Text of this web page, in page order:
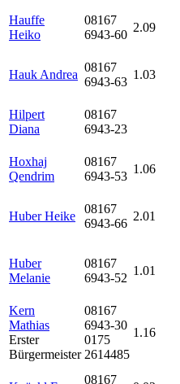
Hauffe
Heiko
08167
6943-60
2.09
Hauk Andrea
08167
6943-63
1.03
Hilpert
Diana
08167
6943-23
Hoxhaj
Qendrim
08167
6943-53
1.06
Huber Heike
08167
6943-66
2.01
Huber
Melanie
08167
6943-52
1.01
Kern
Mathias
Erster
Bürgermeister
08167
6943-30
0175
2614485
1.16
08167